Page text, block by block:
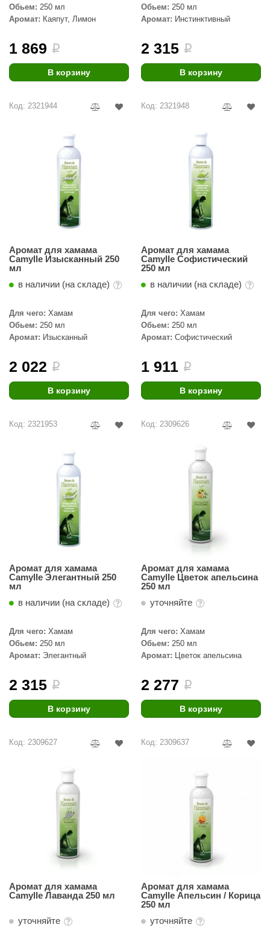
ecology
Design
2000
icon
Обьем: 250 мл
Аромат: Каяпут, Лимон
1 869 i
В корзину
Обьем: 250 мл
Аромат: Инстинктивный
2 315 i
В корзину
Код: 2321944
Аромат для хамама
Camylle Изысканный 250
мл
в наличии (на складе)
Для чего: Хамам
Обьем: 250 мл
Аромат: Изысканный
2 022 i
В корзину
Код: 2321948
Аромат для хамама
Camylle Софистический
250 мл
в наличии (на складе)
Для чего: Хамам
Обьем: 250 мл
Аромат: Софистический
1 911 i
В корзину
Код: 2321953
Аромат для хамама
Camylle Элегантный 250
мл
в наличии (на складе)
Для чего: Хамам
Обьем: 250 мл
Аромат: Элегантный
2 315 i
В корзину
Код: 2309626
Аромат для хамама
Camylle Цветок апельсина
250 мл
уточняйте
Для чего: Хамам
Обьем: 250 мл
Аромат: Цветок апельсина
2 277 i
В корзину
Код: 2309627
Аромат для хамама
Camylle Лаванда 250 мл
уточняйте
Код: 2309637
Аромат для хамама
Camylle Апельсин / Корица
250 мл
уточняйте